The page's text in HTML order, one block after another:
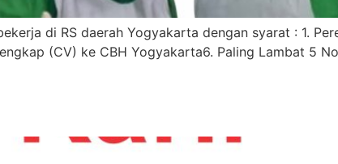
di RS daerah Yogyakarta dengan syarat : 1.
(CV) ke CBH Yogyakarta6. Paling Lambat 5